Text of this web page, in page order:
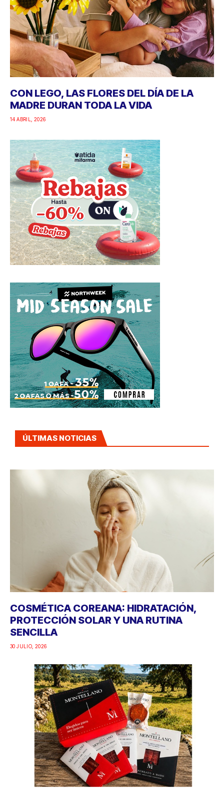
CON LEGO, LAS FLORES DEL DÍA DE LA
MADRE DURAN TODA LA VIDA
14 ABRIL, 2026
ÚLTIMAS NOTICIAS
COSMÉTICA COREANA: HIDRATACIÓN,
PROTECCIÓN SOLAR Y UNA RUTINA
SENCILLA
30 JULIO, 2026